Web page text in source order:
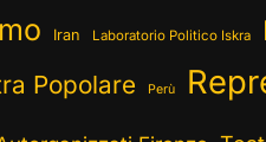
Iran Laboratorio Politico Iskra
Popolare Perù